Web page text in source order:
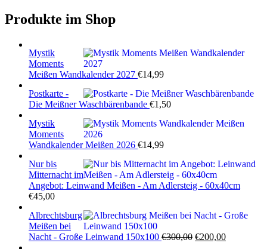
Produkte im Shop
Mystik
Moments
Meißen Wandkalender 2027 €14,99
Postkarte -
Die Meißner Waschbärenbande €1,50
Mystik
Moments
Wandkalender Meißen 2026 €14,99
Nur bis
Mitternacht im
Angebot: Leinwand Meißen - Am Adlersteig - 60x40cm
€45,00
Albrechtsburg
Meißen bei
Nacht - Große Leinwand 150x100 €300,00 Ursprünglicher
€200,00Aktueller